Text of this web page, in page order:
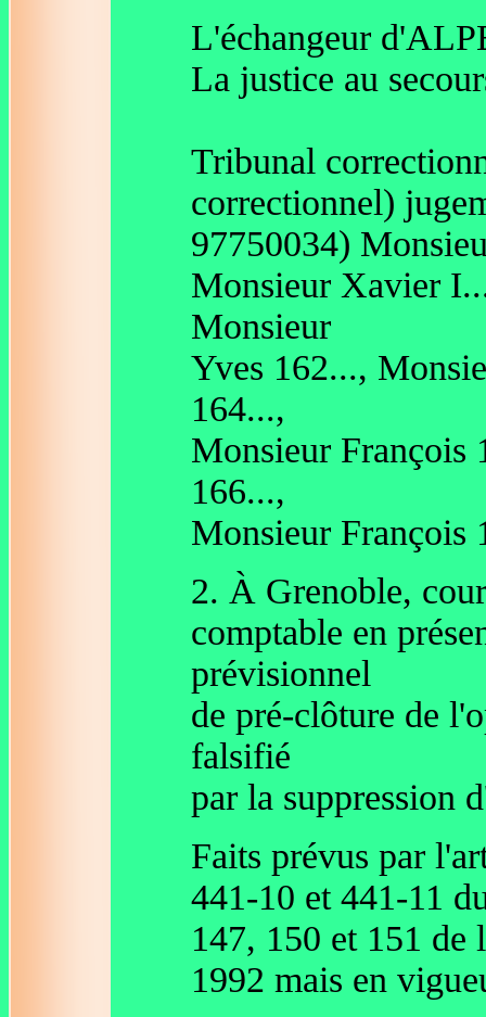
L'échangeur
La justice au
Tribunal
correctionnel)
97750034)
Monsieur Xavier
Monsieur
Yves 162...,
164...,
Monsieur François
166...,
Monsieur François
2. À Grenoble,
comptable en
prévisionnel
de pré-clôture de
falsifié
par la suppression
Faits prévus par
441-10 et 441-11
147, 150 et 151 de
1992 mais en